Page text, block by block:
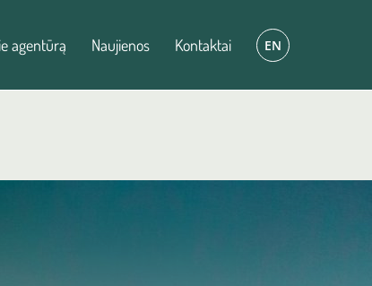
agentūrą Naujienos Kontaktai EN